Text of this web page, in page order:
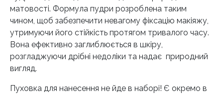
матовості. Формула пудри розроблена таким
чином, щоб забезпечити невагому фіксацію макіяжу,
утримуючи його стійкість протягом тривалого часу.
Вона ефективно заглиблюється в шкіру,
розгладжуючи дрібні недоліки та надає природний
вигляд.
Пуховка для нанесення не йде в наборі! Є окремо в